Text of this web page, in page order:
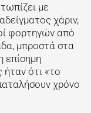
με
χάριν,
φορτηγών από
μπροστά στα
επίσημη
ήταν ότι «το
χρόνο